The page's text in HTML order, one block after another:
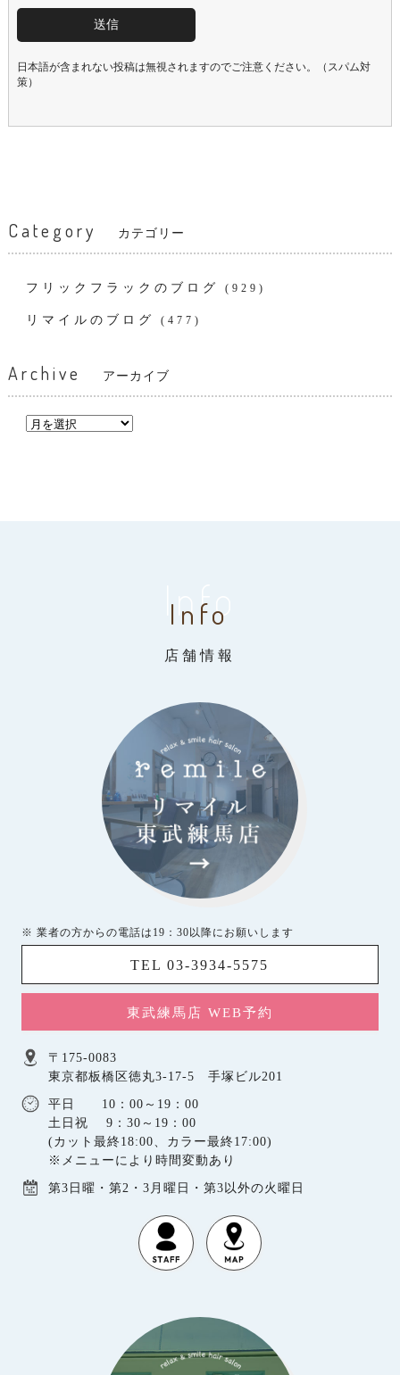
日本語が含まれない投稿は無視されますのでご注意ください。（スパム対
策）
Category カテゴリー
フリックフラックのブログ (929)
リマイルのブログ (477)
Archive アーカイブ
Info
Info
店舗情報
※ 業者の方からの電話は19：30以降にお願いします
TEL 03-3934-5575
東武練馬店 WEB予約
〒175-0083
東京都板橋区徳丸3-17-5 手塚ビル201
平日 10：00～19：00
土日祝 9：30～19：00
(カット最終18:00、カラー最終17:00)
※メニューにより時間変動あり
第3日曜・第2・3月曜日・第3以外の火曜日